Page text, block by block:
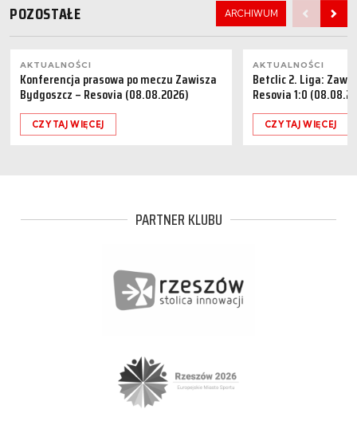
POZOSTAŁE ARCHIWUM
AKTUALNOŚCI
Konferencja prasowa po meczu Zawisza
Bydgoszcz – Resovia (08.08.2026)
CZYTAJ WIĘCEJ
AKTUALNOŚCI
Betclic 2. Liga:
Resovia 1:0
CZYTAJ WIĘCEJ
PARTNER KLUBU